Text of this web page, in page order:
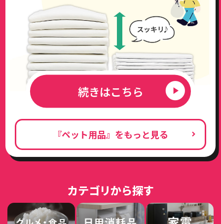
続きはこちら
『ペット用品』をもっと見る
カテゴリから探す